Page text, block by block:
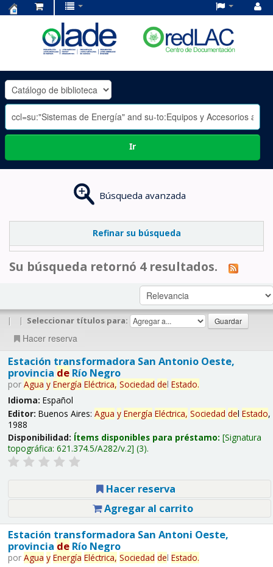
OLADE
-
Ir
Búsqueda avanzada
Refinar su búsqueda
Su búsqueda retornó 4 resultados.
| | Seleccionar títulos para:
Hacer reserva
Estación transformadora San Antonio Oeste,
provincia deRío Negro
por Agua y Energía Eléctrica, Sociedad del Estado.
Idioma: Español
Editor: Buenos Aires: Agua y Energía Eléctrica, Sociedad del Estado,
1988
Disponibilidad: Ítems disponibles para préstamo: Signatura
topográfica: 621.374.5/A282/v.2 (3).
Hacer reserva
Agregar al carrito
Estación transformadora San Antoni Oeste,
provincia deRío Negro
por Agua y Energía Eléctrica, Sociedad del Estado.